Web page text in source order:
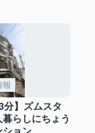
報
分】ズムスタ
らしにちょう